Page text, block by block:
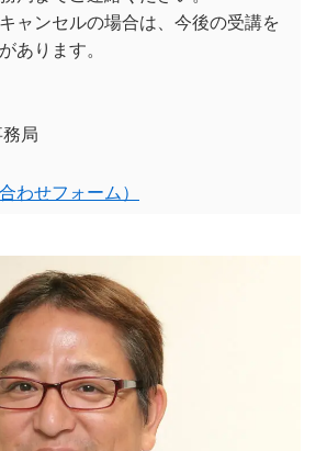
ャンセルの場合は、今後の受講を
あります。
局
わせフォーム）